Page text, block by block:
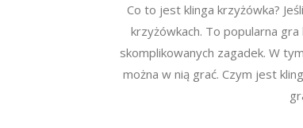
Co to jest klinga krzyżówka?
krzyżówkach. To popularna
skomplikowanych zagadek. W
można w nią grać. Czym jest